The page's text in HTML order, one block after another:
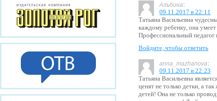
Альбина:
09.11.2017 в 22:11
Татьяна Васильевна
каждому ребенку, она
Профессиональный
Войдите, чтобы ответить
anna_mazhanova:
09.11.2017 в 22:23
Татьяна Васильевна
ценят не только детки, а
детей! Она не только